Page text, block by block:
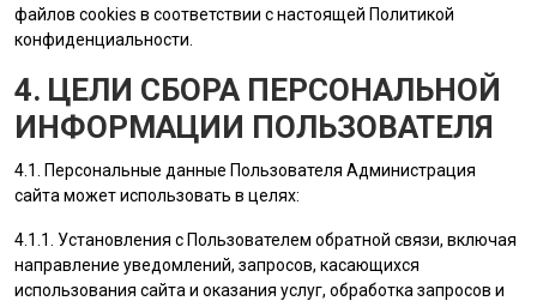
файлов cookies в соответствии с настоящей Политикой
конфиденциальности.
4. ЦЕЛИ СБОРА ПЕРСОНАЛЬНОЙ
ИНФОРМАЦИИ ПОЛЬЗОВАТЕЛЯ
4.1. Персональные данные Пользователя Администрация
сайта может использовать в целях:
4.1.1. Установления с Пользователем обратной связи, включая
направление уведомлений, запросов, касающихся
использования сайта и оказания услуг, обработка запросов и